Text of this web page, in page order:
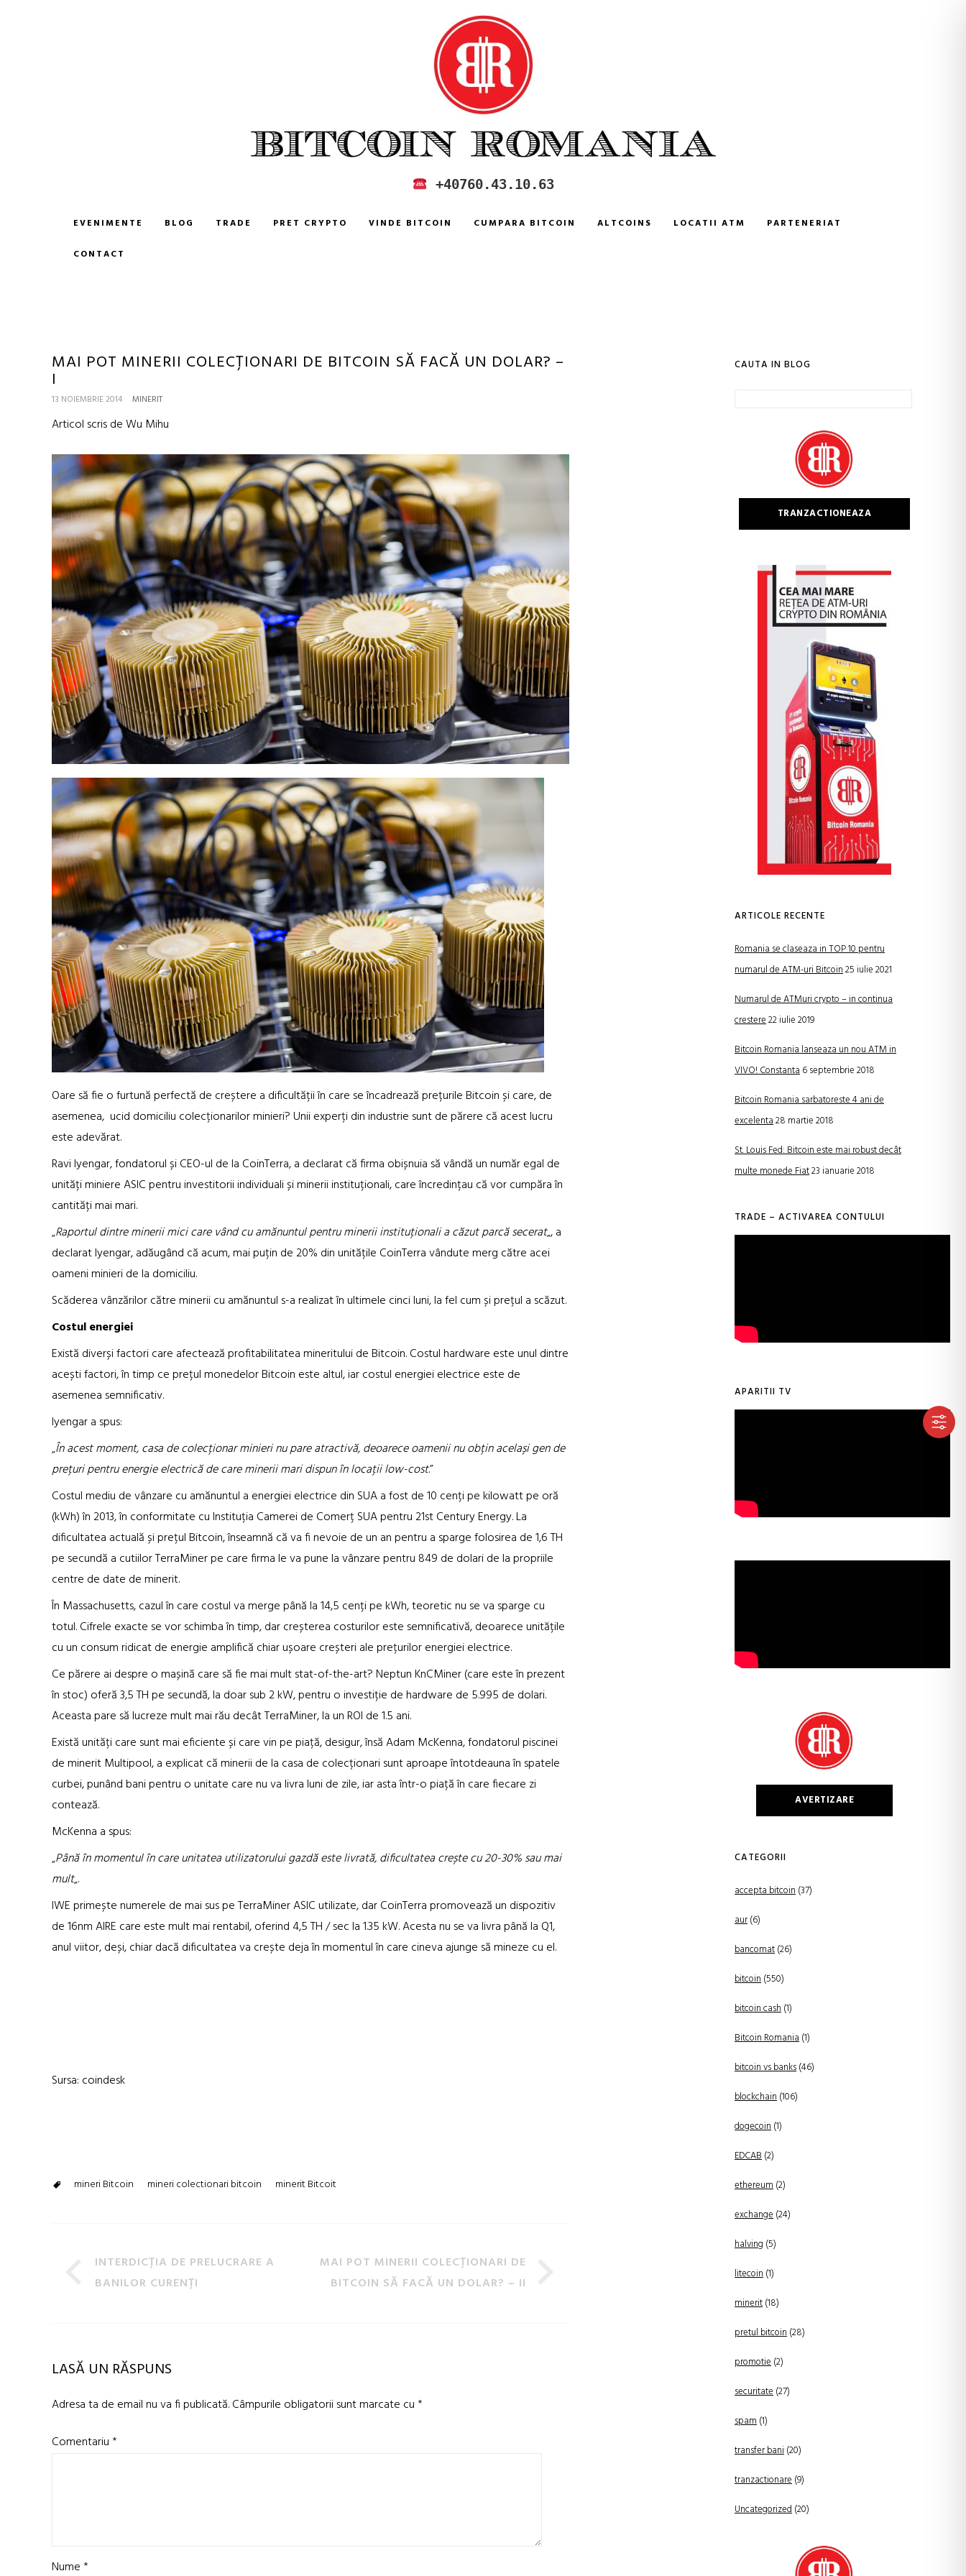
CUMPARA SI VINDE BITCOIN IN ROMANIA +40760.43.10.63
EVENIMENTE BLOG TRADE PRET CRYPTO VINDE BITCOIN CUMPARA BITCOIN ALTCOINS LOCATII ATM PARTENERIAT
CONTACT
MAI POT MINERII COLECȚIONARI DE BITCOIN SĂ FACĂ UN DOLAR? –
I
13 NOIEMBRIE 2014 MINERIT
Articol scris de Wu Mihu
Oare să fie o furtună perfectă de creștere a dificultății în care se încadrează prețurile Bitcoin și care, de
asemenea, ucid domiciliu colecționarilor minieri? Unii experți din industrie sunt de părere că acest lucru
este adevărat.
Ravi Iyengar, fondatorul și CEO-ul de la CoinTerra, a declarat că firma obișnuia să vândă un număr egal de
unități miniere ASIC pentru investitorii individuali și minerii instituționali, care încredințau că vor cumpăra în
cantități mai mari.
„Raportul dintre minerii mici care vând cu amănuntul pentru minerii instituționali a căzut parcă secerat„, a
declarat Iyengar, adăugând că acum, mai puțin de 20% din unitățile CoinTerra vândute merg către acei
oameni minieri de la domiciliu.
Scăderea vânzărilor către minerii cu amănuntul s-a realizat în ultimele cinci luni, la fel cum și prețul a scăzut.
Costul energiei
Există diverși factori care afectează profitabilitatea mineritului de Bitcoin. Costul hardware este unul dintre
acești factori, în timp ce prețul monedelor Bitcoin este altul, iar costul energiei electrice este de
asemenea semnificativ.
Iyengar a spus:
„În acest moment, casa de colecționar minieri nu pare atractivă, deoarece oamenii nu obțin același gen de
prețuri pentru energie electrică de care minerii mari dispun în locații low-cost.”
Costul mediu de vânzare cu amănuntul a energiei electrice din SUA a fost de 10 cenți pe kilowatt pe oră
(kWh) în 2013, în conformitate cu Instituția Camerei de Comerț SUA pentru 21st Century Energy. La
dificultatea actuală și prețul Bitcoin, înseamnă că va fi nevoie de un an pentru a sparge folosirea de 1,6 TH
pe secundă a cutiilor TerraMiner pe care firma le va pune la vânzare pentru 849 de dolari de la propriile
centre de date de minerit.
În Massachusetts, cazul în care costul va merge până la 14,5 cenți pe kWh, teoretic nu se va sparge cu
totul. Cifrele exacte se vor schimba în timp, dar creșterea costurilor este semnificativă, deoarece unitățile
cu un consum ridicat de energie amplifică chiar ușoare creșteri ale prețurilor energiei electrice.
Ce părere ai despre o mașină care să fie mai mult stat-of-the-art? Neptun KnCMiner (care este în prezent
în stoc) oferă 3,5 TH pe secundă, la doar sub 2 kW, pentru o investiție de hardware de 5.995 de dolari.
Aceasta pare să lucreze mult mai rău decât TerraMiner, la un ROI de 1.5 ani.
Există unități care sunt mai eficiente și care vin pe piață, desigur, însă Adam McKenna, fondatorul piscinei
de minerit Multipool, a explicat că minerii de la casa de colecționari sunt aproape întotdeauna în spatele
curbei, punând bani pentru o unitate care nu va livra luni de zile, iar asta într-o piață în care fiecare zi
contează.
McKenna a spus:
„Până în momentul în care unitatea utilizatorului gazdă este livrată, dificultatea crește cu 20-30% sau mai
mult„.
IWE primește numerele de mai sus pe TerraMiner ASIC utilizate, dar CoinTerra promovează un dispozitiv
de 16nm AIRE care este mult mai rentabil, oferind 4,5 TH / sec la 1.35 kW. Acesta nu se va livra până la Q1,
anul viitor, deși, chiar dacă dificultatea va crește deja în momentul în care cineva ajunge să mineze cu el.
Sursa: coindesk
mineri Bitcoin mineri colectionari bitcoin minerit Bitcoit
INTERDICȚIA DE PRELUCRARE A
BANILOR CURENȚI
MAI POT MINERII COLECȚIONARI DE
BITCOIN SĂ FACĂ UN DOLAR? – II
LASĂ UN RĂSPUNS
Adresa ta de email nu va fi publicată.Câmpurile obligatorii sunt marcate cu*
Comentariu*
Nume*
CAUTA IN BLOG
TRANZACTIONEAZA
ARTICOLE RECENTE
Romania se claseaza in TOP 10 pentru
numarul de ATM-uri Bitcoin25 iulie 2021
Numarul de ATMuri crypto – in continua
crestere22 iulie 2019
Bitcoin Romania lanseaza un nou ATM in
VIVO! Constanta6 septembrie 2018
Bitcoin Romania sarbatoreste 4 ani de
excelenta28 martie 2018
St. Louis Fed: Bitcoin este mai robust decât
multe monede Fiat23 ianuarie 2018
TRADE – ACTIVAREA CONTULUI
APARITII TV
AVERTIZARE
CATEGORII
accepta bitcoin(37)
aur(6)
bancomat(26)
bitcoin(550)
bitcoin cash(1)
Bitcoin Romania(1)
bitcoin vs banks(46)
blockchain(106)
dogecoin(1)
EDCAB(2)
ethereum(2)
exchange(24)
halving (5)
litecoin(1)
minerit(18)
pretul bitcoin(28)
promotie(2)
securitate(27)
spam(1)
transfer bani(20)
tranzactionare(9)
Uncategorized(20)